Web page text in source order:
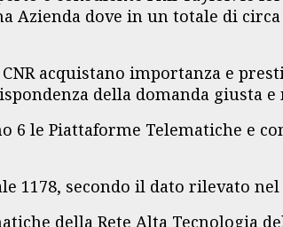
Azienda dove in un totale di
CNR acquistano importanza e
della domanda giusta e
6 le Piattaforme Telematiche e
1178, secondo il dato rilevato nel
della Rete Alta Tecnologia